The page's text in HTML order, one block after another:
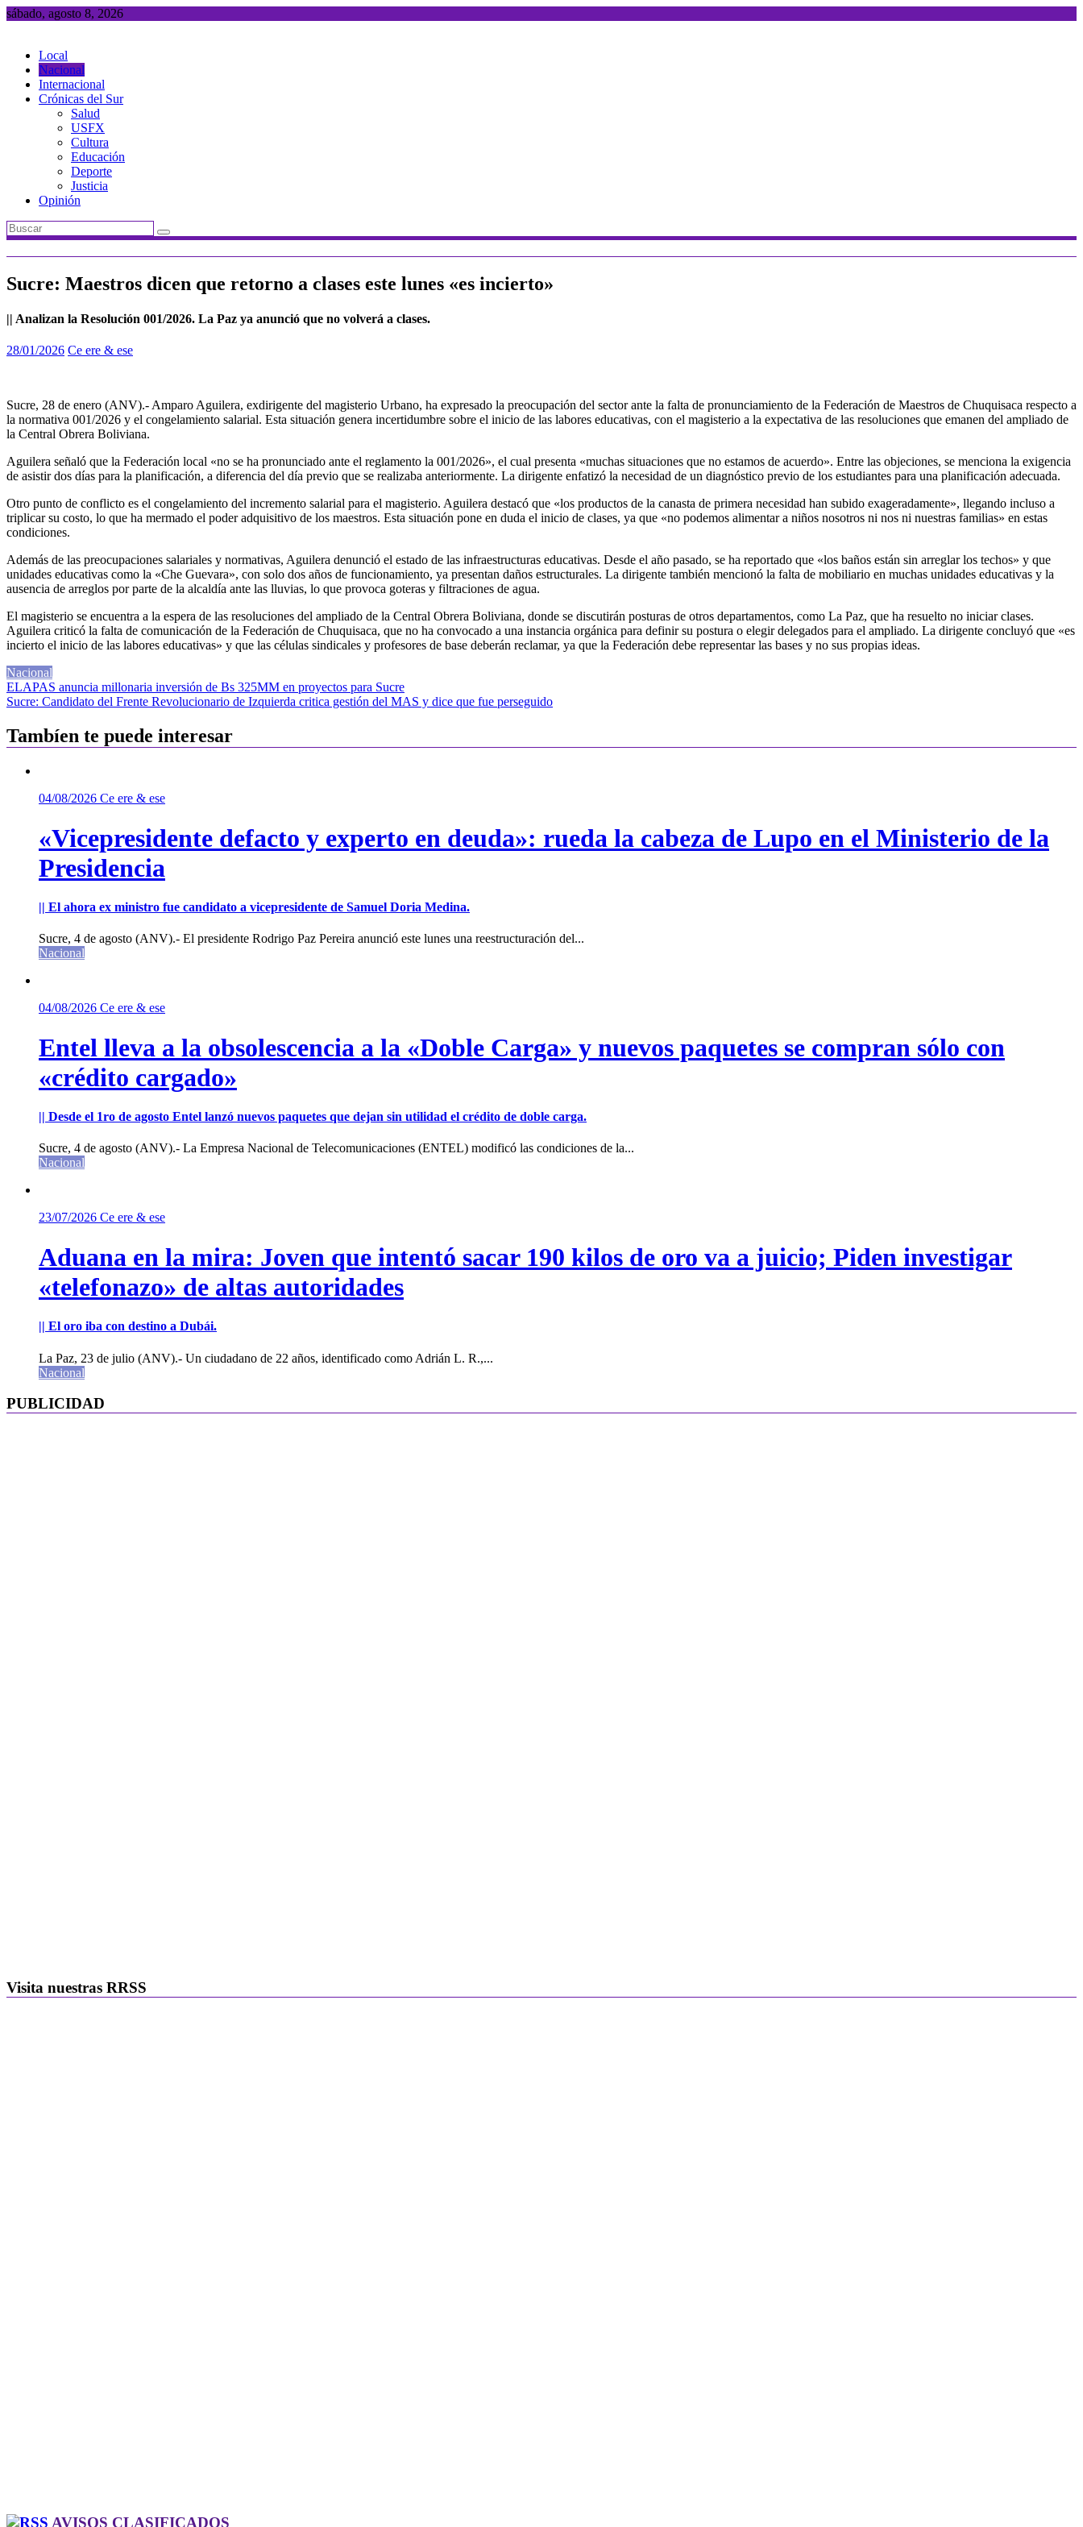
Saltar
sábado, agosto 8, 2026
Local
Nacional
Internacional
Crónicas del Sur
Salud
USFX
Cultura
Educación
Deporte
Justicia
Opinión
Sucre: Maestros dicen que retorno a clases este lunes «es incierto»
|| Analizan la Resolución 001/2026. La Paz ya anunció que no volverá a clases.
28/01/2026 Ce ere & ese
Sucre, 28 de enero (ANV).- Amparo Aguilera, exdirigente del magisterio Urbano, ha expresado la preocupación del sector ante la falta de pronunciamiento de la Federación de Maestros de Chuquisaca respecto a
la normativa 001/2026 y el congelamiento salarial. Esta situación genera incertidumbre sobre el inicio de las labores educativas, con el magisterio a la expectativa de las resoluciones que emanen del ampliado de
la Central Obrera Boliviana.
Aguilera señaló que la Federación local «no se ha pronunciado ante el reglamento la 001/2026», el cual presenta «muchas situaciones que no estamos de acuerdo». Entre las objeciones, se menciona la exigencia
de asistir dos días para la planificación, a diferencia del día previo que se realizaba anteriormente. La dirigente enfatizó la necesidad de un diagnóstico previo de los estudiantes para una planificación adecuada.
Otro punto de conflicto es el congelamiento del incremento salarial para el magisterio. Aguilera destacó que «los productos de la canasta de primera necesidad han subido exageradamente», llegando incluso a
triplicar su costo, lo que ha mermado el poder adquisitivo de los maestros. Esta situación pone en duda el inicio de clases, ya que «no podemos alimentar a niños nosotros ni nos ni nuestras familias» en estas
condiciones.
Además de las preocupaciones salariales y normativas, Aguilera denunció el estado de las infraestructuras educativas. Desde el año pasado, se ha reportado que «los baños están sin arreglar los techos» y que
unidades educativas como la «Che Guevara», con solo dos años de funcionamiento, ya presentan daños estructurales. La dirigente también mencionó la falta de mobiliario en muchas unidades educativas y la
ausencia de arreglos por parte de la alcaldía ante las lluvias, lo que provoca goteras y filtraciones de agua.
El magisterio se encuentra a la espera de las resoluciones del ampliado de la Central Obrera Boliviana, donde se discutirán posturas de otros departamentos, como La Paz, que ha resuelto no iniciar clases.
Aguilera criticó la falta de comunicación de la Federación de Chuquisaca, que no ha convocado a una instancia orgánica para definir su postura o elegir delegados para el ampliado. La dirigente concluyó que «es
incierto el inicio de las labores educativas» y que las células sindicales y profesores de base deberán reclamar, ya que la Federación debe representar las bases y no sus propias ideas.
Nacional
Navegación
de
entradas
ELAPAS anuncia millonaria inversión de Bs 325MM en proyectos para Sucre
Sucre: Candidato del Frente Revolucionario de Izquierda critica gestión del MAS y dice que fue perseguido
Tambíen te puede interesar
04/08/2026 Ce ere & ese
«Vicepresidente defacto y experto en deuda»: rueda la cabeza de Lupo en el Ministerio de la
Presidencia
|| El ahora ex ministro fue candidato a vicepresidente de Samuel Doria Medina.
Sucre, 4 de agosto (ANV).- El presidente Rodrigo Paz Pereira anunció este lunes una reestructuración del...
Nacional
04/08/2026 Ce ere & ese
Entel lleva a la obsolescencia a la «Doble Carga» y nuevos paquetes se compran sólo con
«crédito cargado»
|| Desde el 1ro de agosto Entel lanzó nuevos paquetes que dejan sin utilidad el crédito de doble carga.
Sucre, 4 de agosto (ANV).- La Empresa Nacional de Telecomunicaciones (ENTEL) modificó las condiciones de la...
Nacional
23/07/2026 Ce ere & ese
Aduana en la mira: Joven que intentó sacar 190 kilos de oro va a juicio; Piden investigar
«telefonazo» de altas autoridades
|| El oro iba con destino a Dubái.
La Paz, 23 de julio (ANV).- Un ciudadano de 22 años, identificado como Adrián L. R.,...
Nacional
PUBLICIDAD
Visita nuestras RRSS
AVISOS CLASIFICADOS